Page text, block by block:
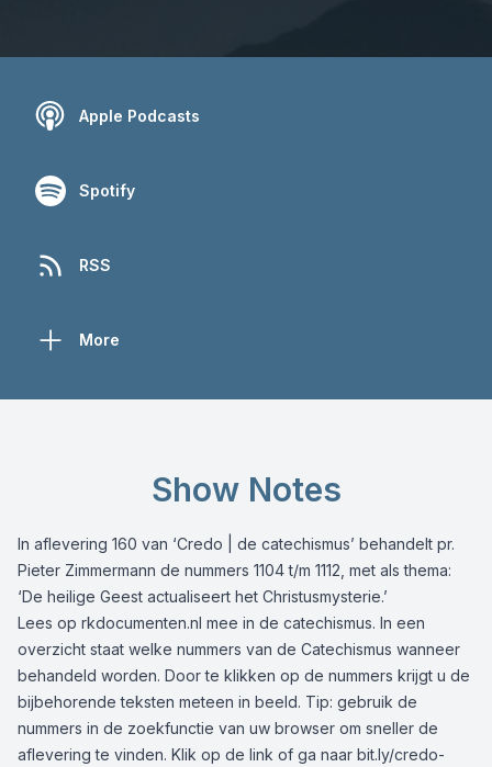
Apple Podcasts
Spotify
RSS
More
Show Notes
In aflevering 160 van ‘Credo | de catechismus’ behandelt pr.
Pieter Zimmermann de nummers 1104 t/m 1112, met als thema:
‘De heilige Geest actualiseert het Christusmysterie.’
Lees op rkdocumenten.nl mee in de catechismus. In een
overzicht staat welke nummers van de Catechismus wanneer
behandeld worden. Door te klikken op de nummers krijgt u de
bijbehorende teksten meteen in beeld. Tip: gebruik de
nummers in de zoekfunctie van uw browser om sneller de
aflevering te vinden. Klik op de link of ga naar bit.ly/credo-